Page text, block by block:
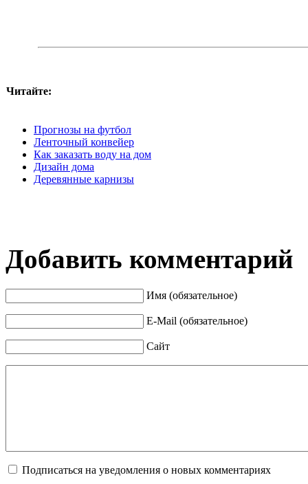
Читайте:
Прогнозы на футбол
Ленточный конвейер
Как заказать воду на дом
Дизайн дома
Деревянные карнизы
Добавить комментарий
Имя (обязательное)
E-Mail (обязательное)
Сайт
Подписаться на уведомления о новых комментариях